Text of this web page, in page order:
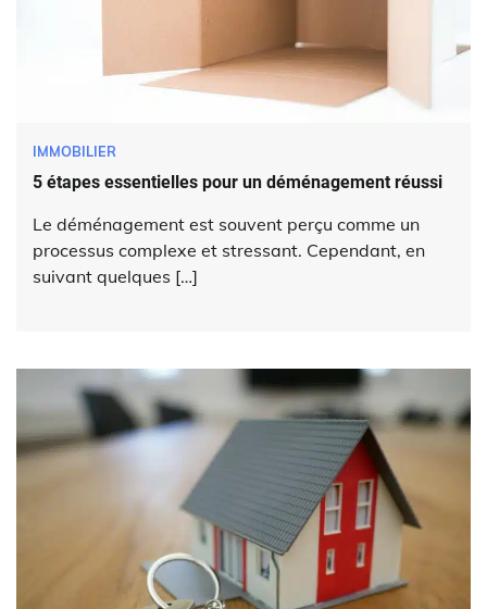
IMMOBILIER
5 étapes essentielles pour un déménagement réussi
Le déménagement est souvent perçu comme un
processus complexe et stressant. Cependant, en
suivant quelques […]